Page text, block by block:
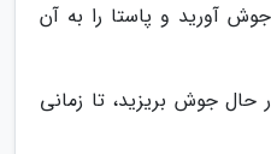
آورید و پاستا را به آن
جوش بریزید، تا زمانی